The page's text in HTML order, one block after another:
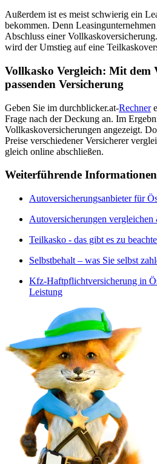
Außerdem ist es meist schwierig ein
bekommen. Denn
Abschluss einer
wird der Umstieg auf eine
Vollkasko Vergleich: Mit dem
passenden Versicherung
Geben Sie im durchblicker.at-Rechner
Frage nach der Deckung an. Im
Vollkaskoversicherungen angezeigt.
Preise verschiedener Versicherer
gleich online abschließen.
Weiterführende Informationen
Autoversicherungsanbieter für
Autoversicherungen vergleichen
Teilkasko - das gibt es zu
Selbstbehalt – was Sie selbst
Kfz-Haftpflichtversicherung in
Leistung